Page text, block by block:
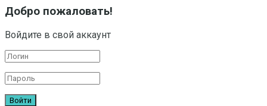
Добро пожаловать!
Войдите в свой аккаунт